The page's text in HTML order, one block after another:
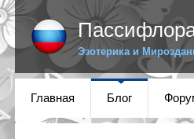
Эзотерика и
Главная Блог